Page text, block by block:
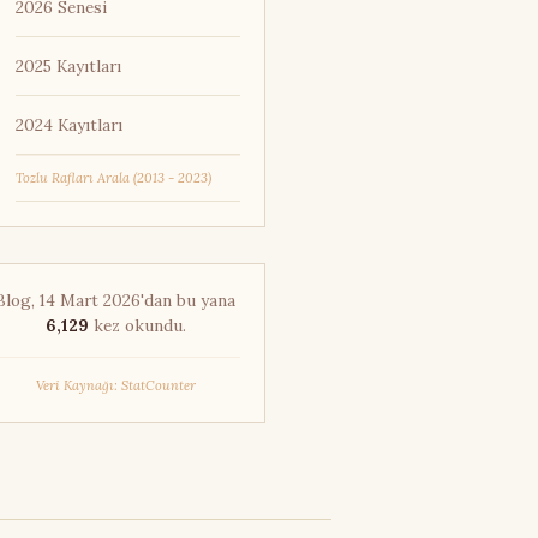
Turan Karakaş
Kurosawa
Hitchcock
Teri Göz Nuru
Cahit Yılmaz
Vuyuklaki
Yakındır
2026 Senesi
2025 Kayıtları
2024 Kayıtları
Tozlu Rafları Arala (2013 - 2023)
14 Mart 2026'dan bu yana
6,129 kez okundu.
Veri Kaynağı: StatCounter